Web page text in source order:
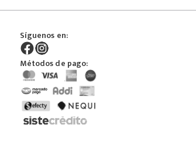
Síguenos en:
Métodos de pago: